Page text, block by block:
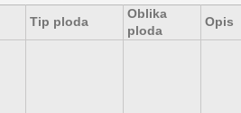
Tip ploda
Oblika
ploda
Opis